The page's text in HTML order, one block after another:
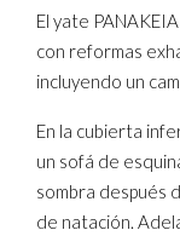
El yate
con reformas
incluyendo un
En la cubierta
un sofá de
sombra después
de natación.